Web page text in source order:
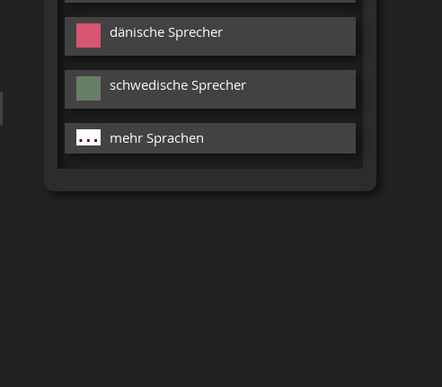
dänische Sprecher
schwedische Sprecher
mehr Sprachen